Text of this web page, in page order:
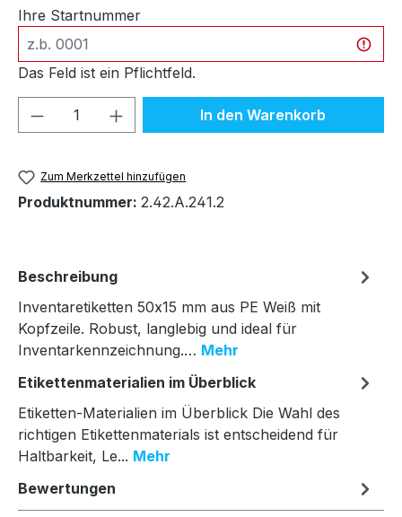
Ihre Startnummer
Das Feld ist ein Pflichtfeld.
Produkt Anzahl: Gib denIn den Warenkorb
Zum Merkzettel hinzufügen
Produktnummer: 2.42.A.241.2
Beschreibung
Inventaretiketten 50x15 mm aus PE Weiß mit
Kopfzeile. Robust, langlebig und ideal für
Inventarkennzeichnung.… Mehr
Etikettenmaterialien im Überblick
Etiketten-Materialien im Überblick Die Wahl des
richtigen Etikettenmaterials ist entscheidend für
Haltbarkeit, Le... Mehr
Bewertungen